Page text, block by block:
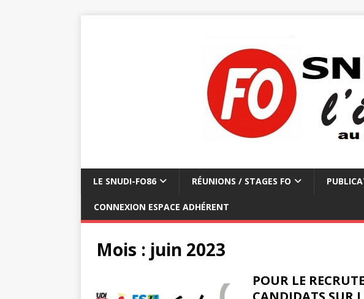
LE SNUDI-FO86 RÉUNIONS / STAGES FO
CONNEXION ESPACE ADHÉRENT
Mois : juin 2023
POUR LE